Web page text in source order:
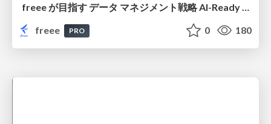
freee が目指す データ マネジメント戦略 AI-Ready 時代を支える 攻めのガバナンスとは
freee
PRO 0 180